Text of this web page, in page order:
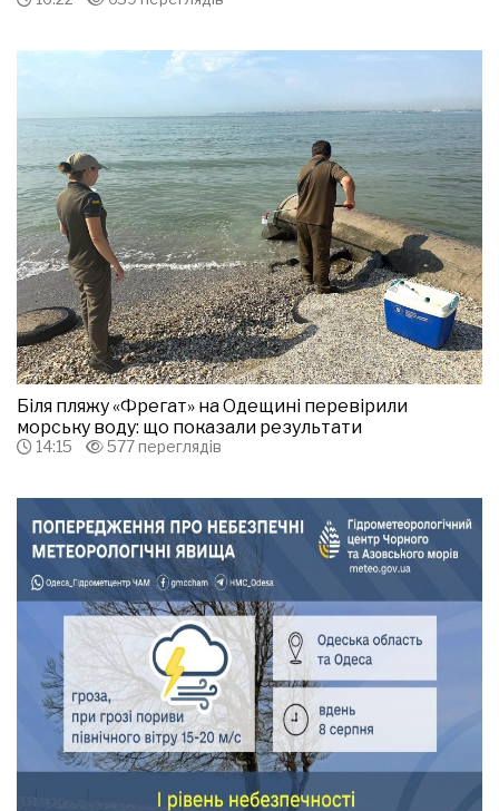
Біля пляжу «Фрегат» на Одещині перевірили
морську воду: що показали результати
14:15 577 переглядів